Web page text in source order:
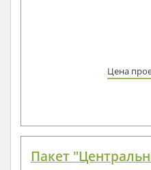
Цена
Пакет